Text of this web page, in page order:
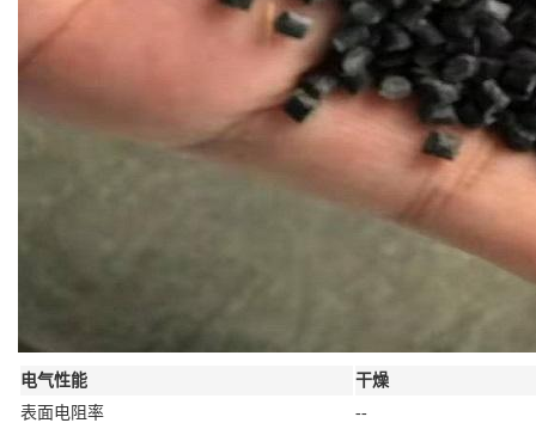
电气性能
干燥
表面电阻率
--